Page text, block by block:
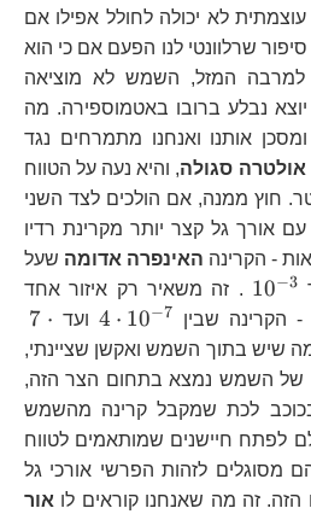
לא יכולה לחולל אפילו אם
שרלוונטי לנו הפעם אם כי הוא
למרבה המזל, השמש לא מוציאה
נבלע ברובו באטמוספירה. מה
ומסכן אותנו ואנחנו מתמרחים נגד
אולטרה סגולה, והיא נעה על הטווח
4\cdot10^{-7}
10^{-8}
חוץ ממנה, אם הולכים לצד השני
אורך גל קצר יותר מקרינת רדיו
- הקרינה האינפרה אדומה שעל
10−3
. זה משאיר רק איזור אחד
הקרינה שבין
4 ⋅ 10−7 ועד 7 ⋅
שיש בתוך השמש ואקשן שציינתי,
של השמש נמצא בתחום הצר הזה,
לכת שמקבל קרינה מהשמש
לפתח חיישנים שמותאמים לטווח
מסוגלים לזהות הפרשי אורכי גל
זה מה שאנחנו קוראים לו אור